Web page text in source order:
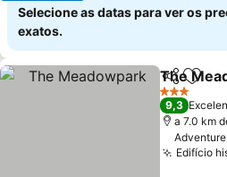
Selecione as datas para ver os
exatos.
Partilhar
The
3 Estrelas
9,3
a 7.0 km
Edifício